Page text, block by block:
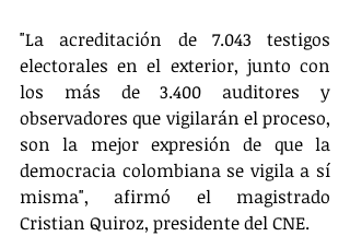
"La acreditación de 7.043 testigos
electorales en el exterior, junto con
los más de 3.400 auditores y
observadores que vigilarán el proceso,
son la mejor expresión de que la
democracia colombiana se vigila a sí
misma", afirmó el magistrado
Cristian Quiroz, presidente del CNE.